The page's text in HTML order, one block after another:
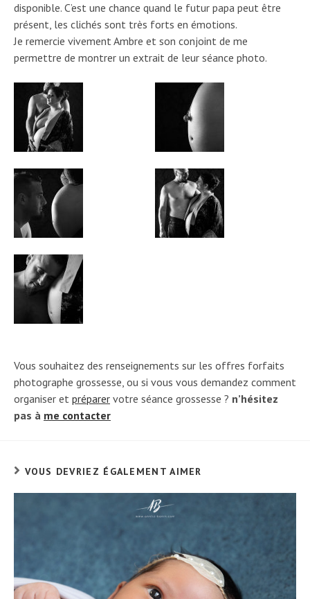
disponible. C’est une chance quand le futur papa peut être
présent, les clichés sont très forts en émotions.
Je remercie vivement Ambre et son conjoint de me
permettre de montrer un extrait de leur séance photo.
Vous souhaitez des renseignements sur les offres forfaits
photographe grossesse, ou si vous vous demandez comment
organiser et préparer votre séance grossesse ? n’hésitez
pas à me contacter
VOUS DEVRIEZ ÉGALEMENT AIMER